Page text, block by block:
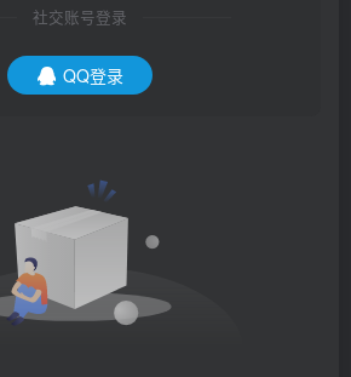
社交账号登录
QQ登录